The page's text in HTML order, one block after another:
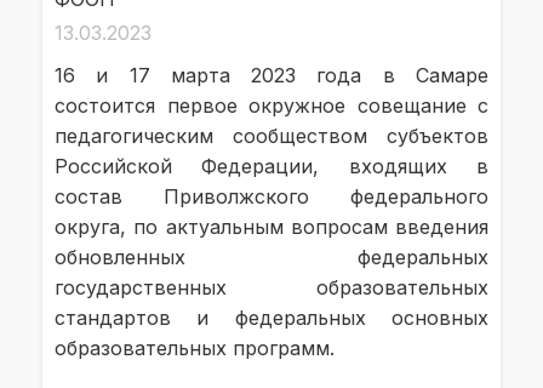
13.03.2023
16 и 17 марта 2023 года в Самаре
состоится первое окружное совещание с
педагогическим сообществом субъектов
Российской Федерации, входящих в
состав Приволжского федерального
округа, по актуальным вопросам введения
обновленных федеральных
государственных образовательных
стандартов и федеральных основных
образовательных программ.